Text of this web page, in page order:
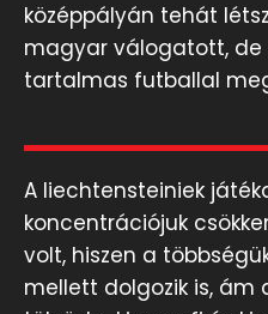
középpályán tehát
magyar válogatott, de
tartalmas futballal
A liechtensteiniek
koncentrációjuk
volt, hiszen a
mellett dolgozik is, ám